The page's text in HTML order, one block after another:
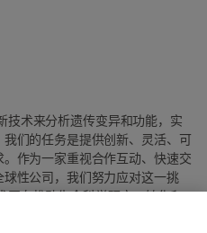
技术来分析遗传变异和功能，实
们的任务是提供创新、灵活、可
作为一家重视合作互动、快速交
性公司，我们努力应对这一挑
正在推动生命科学研究、转化和